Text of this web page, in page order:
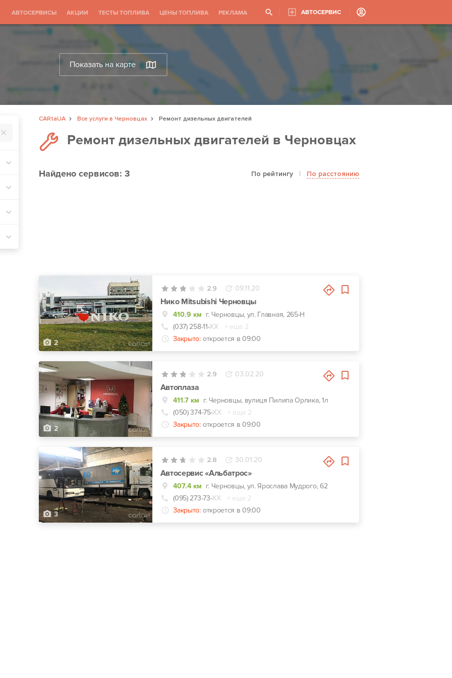
АВТОСЕРВИСЫ АКЦИИ ТЕСТЫ ТОПЛИВА ЦЕНЫ ТОПЛИВА РЕКЛАМА АВТОСЕРВИС
Показать на карте
CARtaUA Все услуги в Черновцах
Ремонт дизельных двигателей
Ремонт дизельных двигателей в Черновцах
Найденосервисов: 3 По рейтингу | По расстоянию
2
2.9 09.11.20
Нико Mitsubishi Черновцы
410.9 км г. Черновцы, ул. Главная, 265-Н
(037) 258-11-ХХ
+ еще 2
Закрыто: откроется в 09:00
2
2.9 03.02.20
Автоплаза
411.7 км г. Черновцы, вулиця Пилипа Орлика, 1л
(050) 374-75-ХХ
+ еще 2
Закрыто: откроется в 09:00
3
2.8 30.01.20
Автосервис «Альбатрос»
407.4 км г. Черновцы, ул. Ярослава Мудрого, 62
(095) 273-73-ХХ
+ еще 2
Закрыто: откроется в 09:00